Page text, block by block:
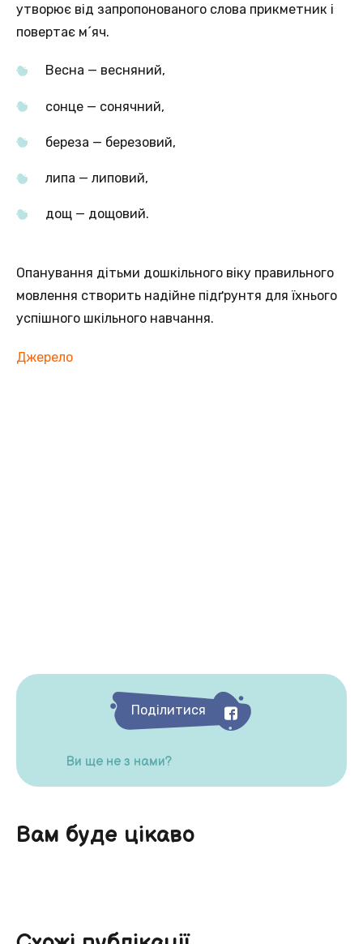
утворює від запропонованого слова прикметник і
повертає м´яч.
Весна — весняний,
сонце — сонячний,
береза — березовий,
липа — липовий,
дощ — дощовий.
Опанування дітьми дошкільного віку правильного
мовлення створить надійне підґрунтя для їхнього
успішного шкільного навчання.
Джерело
Поділитися
Ви ще не з нами?
Вам буде цікаво